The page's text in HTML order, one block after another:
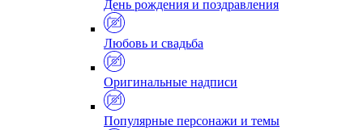
День рождения и поздравления
Любовь и свадьба
Оригинальные надписи
Популярные персонажи и темы